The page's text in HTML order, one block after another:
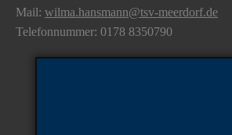
Mail: wilma.hansmann@tsv-meerdorf.de
Telefonnummer: 0178 8350790